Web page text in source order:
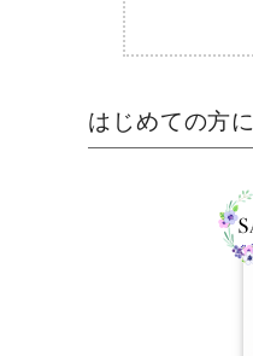
はじめての方